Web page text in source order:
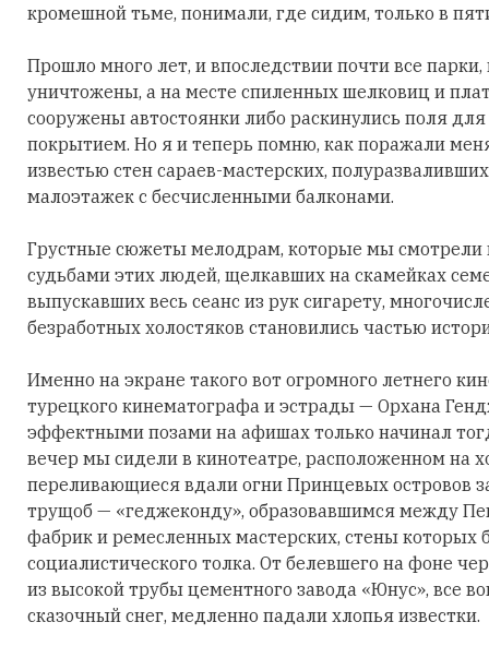
кромешной тьме, понимали, где сидим, только в
Прошло много лет, и впоследствии почти все
уничтожены, а на месте спиленных шелковиц и
сооружены автостоянки либо раскинулись поля
покрытием. Но я и теперь помню, как поражали
известью стен сараев-мастерских,
малоэтажек с бесчисленными балконами.
Грустные сюжеты мелодрам, которые мы смотрели
судьбами этих людей, щелкавших на скамейках
выпускавших весь сеанс из рук сигарету,
безработных холостяков становились частью
Именно на экране такого вот огромного летнего
турецкого кинематографа и эстрады — Орхана
эффектными позами на афишах только начинал
вечер мы сидели в кинотеатре, расположенном на
переливающиеся вдали огни Принцевых островов
трущоб — «геджеконду», образовавшимся между
фабрик и ремесленных мастерских, стены
социалистического толка. От белевшего на фоне
из высокой трубы цементного завода «Юнус», все
сказочный снег, медленно падали хлопья известки.